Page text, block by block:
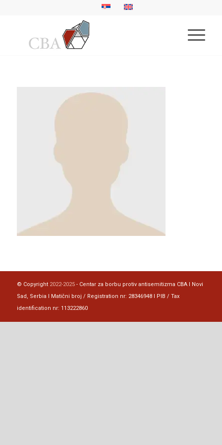
© Copyright 2022-2025- Centar za borbu protiv antisemitizma CBA I Novi
Sad, Serbia I Matični broj / Registration nr: 28346948 I PIB / Tax
identification nr: 113222860